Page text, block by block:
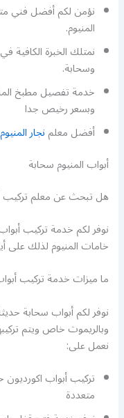
نؤمن لكم أفضل فني
المنيوم.
نمتلك الخبرة الكافية
وسحابة.
خدمة تفصيل مطبخ
وبسعر رخيص جدا
أفضل معلمنجار المنيوم
أبواب المنيوم سحابة
هل تبحث عن معلم تركيب
نوفر لكم خدمة تركيب
خامات المنيوم لذلك
ما ميزات خدمة تركيب
نوفر لكم أبواب سحابة
وبالريموت خاص ويتم
نعمل على:
تركيب أبواب اكورديون
متعددة